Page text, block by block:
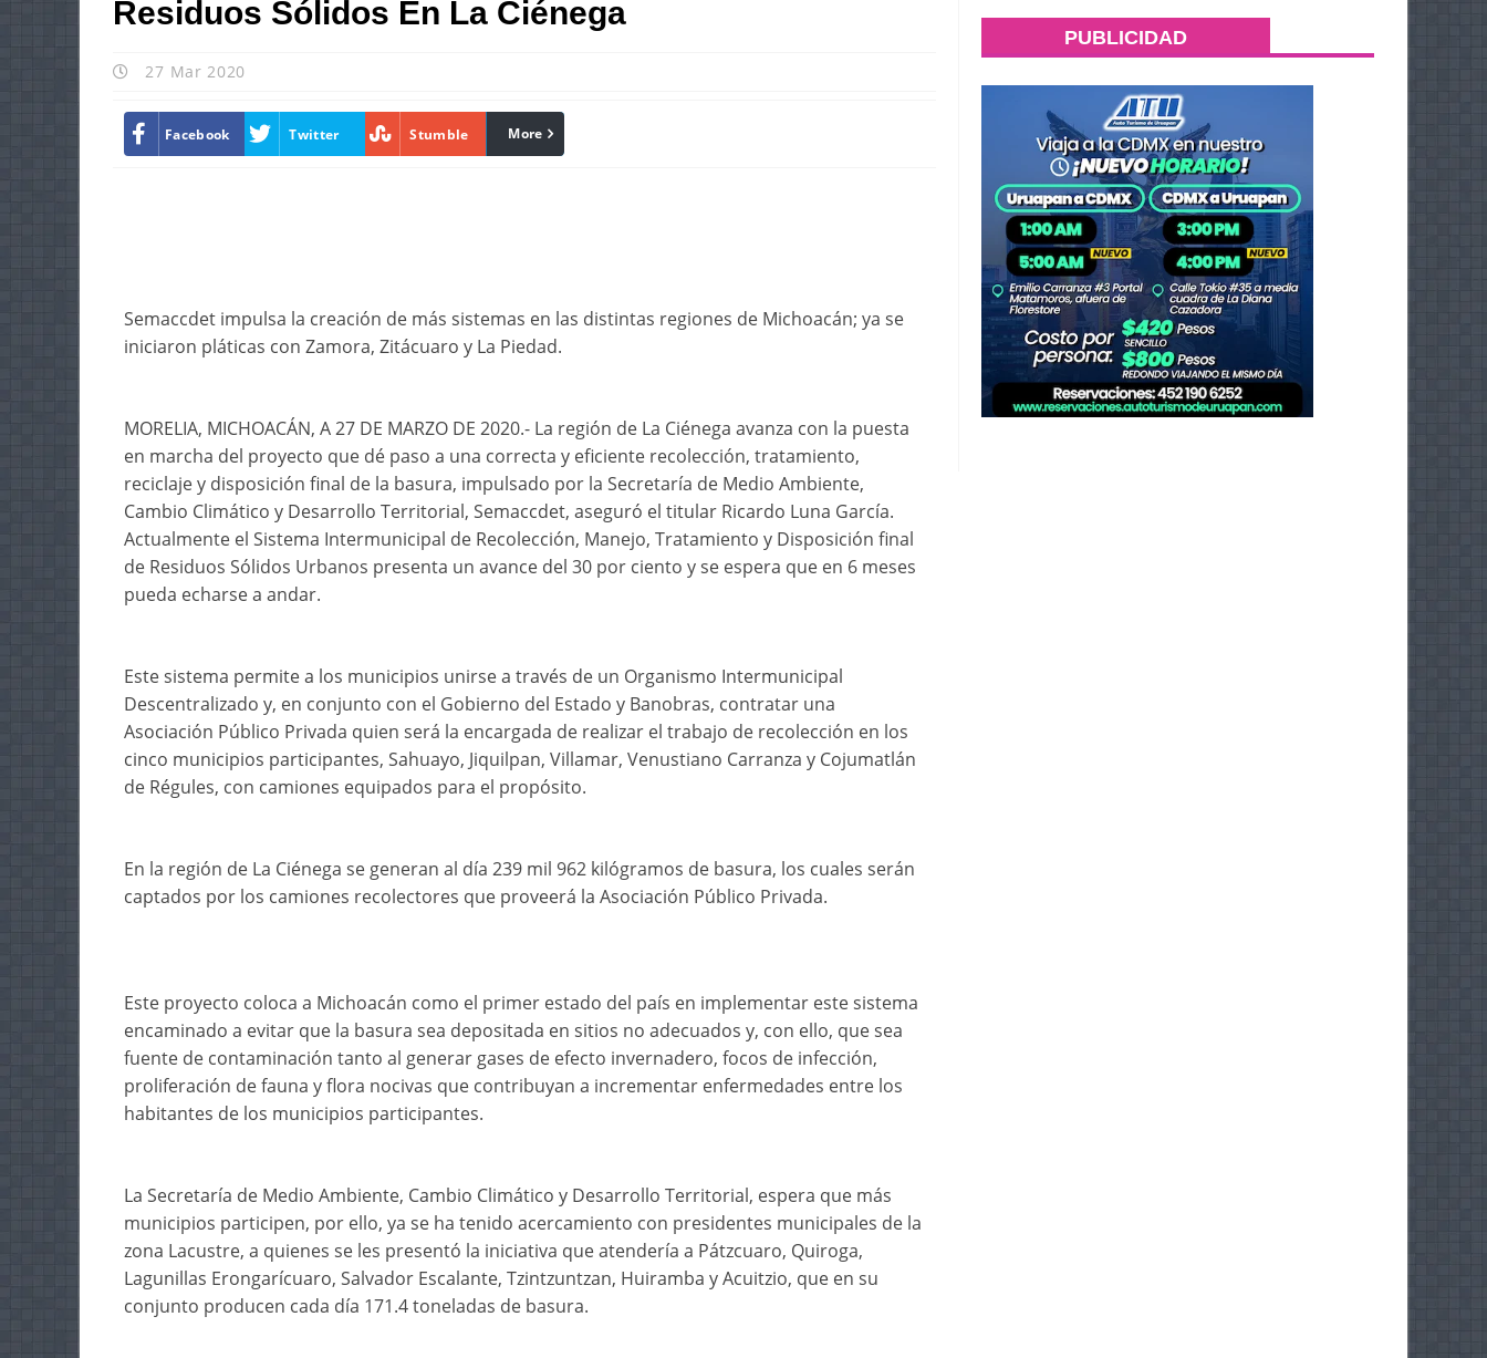
Residuos Sólidos En La Ciénega
27 Mar 2020
Facebook Twitter Stumble linkedin
More
Semaccdet impulsa la creación de más sistemas en las distintas regiones de Michoacán; ya se
iniciaron pláticas con Zamora, Zitácuaro y La Piedad.
MORELIA, MICHOACÁN, A 27 DE MARZO DE 2020.- La región de La Ciénega avanza con la puesta
en marcha del proyecto que dé paso a una correcta y eficiente recolección, tratamiento,
reciclaje y disposición final de la basura, impulsado por la Secretaría de Medio Ambiente,
Cambio Climático y Desarrollo Territorial, Semaccdet, aseguró el titular Ricardo Luna García.
Actualmente el Sistema Intermunicipal de Recolección, Manejo, Tratamiento y Disposición final
de Residuos Sólidos Urbanos presenta un avance del 30 por ciento y se espera que en 6 meses
pueda echarse a andar.
Este sistema permite a los municipios unirse a través de un Organismo Intermunicipal
Descentralizado y, en conjunto con el Gobierno del Estado y Banobras, contratar una
Asociación Público Privada quien será la encargada de realizar el trabajo de recolección en los
cinco municipios participantes, Sahuayo, Jiquilpan, Villamar, Venustiano Carranza y Cojumatlán
de Régules, con camiones equipados para el propósito.
En la región de La Ciénega se generan al día 239 mil 962 kilógramos de basura, los cuales serán
captados por los camiones recolectores que proveerá la Asociación Público Privada.
Este proyecto coloca a Michoacán como el primer estado del país en implementar este sistema
encaminado a evitar que la basura sea depositada en sitios no adecuados y, con ello, que sea
fuente de contaminación tanto al generar gases de efecto invernadero, focos de infección,
proliferación de fauna y flora nocivas que contribuyan a incrementar enfermedades entre los
habitantes de los municipios participantes.
La Secretaría de Medio Ambiente, Cambio Climático y Desarrollo Territorial, espera que más
municipios participen, por ello, ya se ha tenido acercamiento con presidentes municipales de la
zona Lacustre, a quienes se les presentó la iniciativa que atendería a Pátzcuaro, Quiroga,
Lagunillas Erongarícuaro, Salvador Escalante, Tzintzuntzan, Huiramba y Acuitzio, que en su
conjunto producen cada día 171.4 toneladas de basura.
PUBLICIDAD